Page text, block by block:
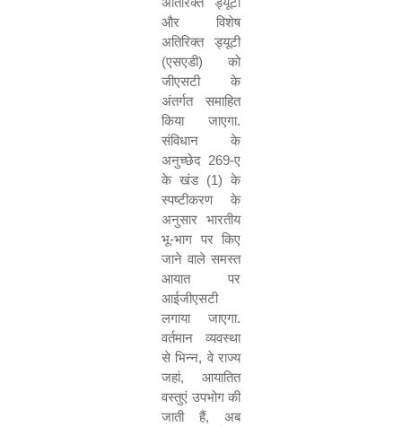
और विशेष
अतिरिक्त ड्यूटी
(एसएडी) को
जीएसटी के
अंतर्गत समाहित
किया जाएगा.
संविधान के
अनुच्छेद 269-ए
के खंड (1) के
स्पष्टीकरण के
अनुसार भारतीय
भू-भाग पर किए
जाने वाले समस्त
आयात पर
आईजीएसटी
लगाया जाएगा.
वर्तमान व्यवस्था
से भिन्न, वे राज्य
जहां, आयातित
वस्तुएं उपभोग की
जाती हैं, अब